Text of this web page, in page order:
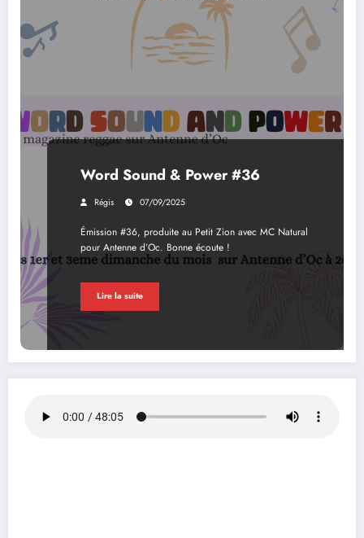
Word Sound & Power #36
Régis 07/09/2025
Émission #36, produite au Petit Zion avec MC Natural
pour Antenne d’Oc. Bonne écoute !
Lire la suite